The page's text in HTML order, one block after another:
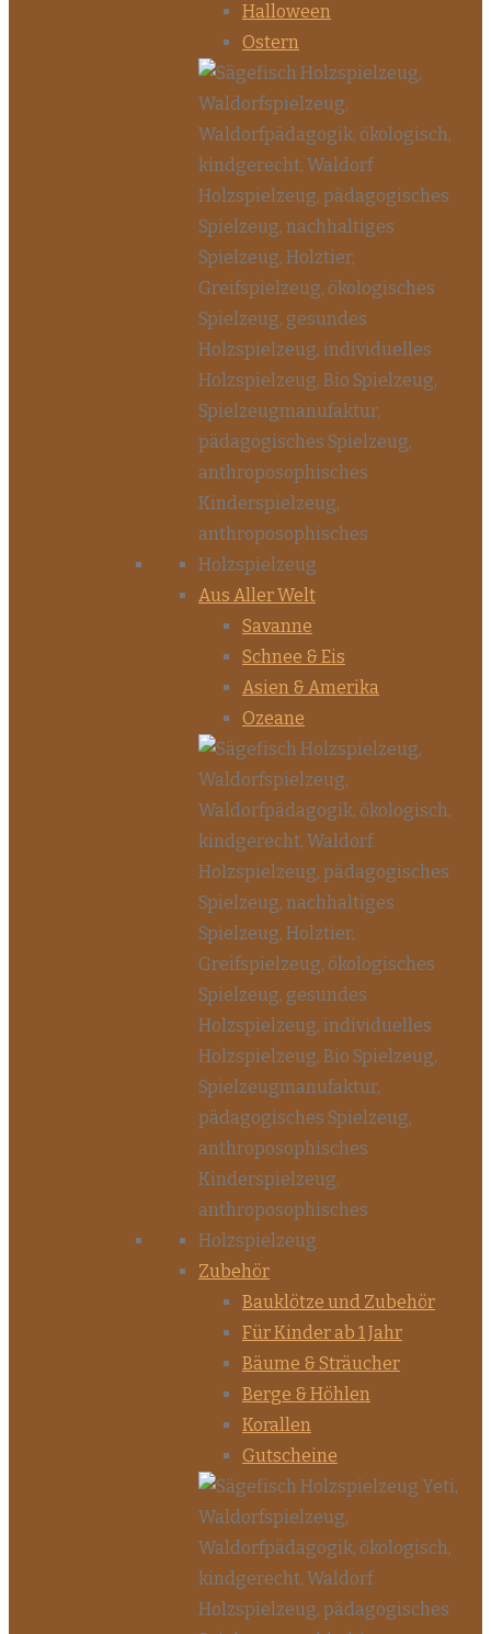
Halloween
Ostern
Aus Aller Welt
Savanne
Schnee & Eis
Asien & Amerika
Ozeane
Zubehör
Bauklötze und Zubehör
Für Kinder ab 1 Jahr
Bäume & Sträucher
Berge & Höhlen
Korallen
Gutscheine